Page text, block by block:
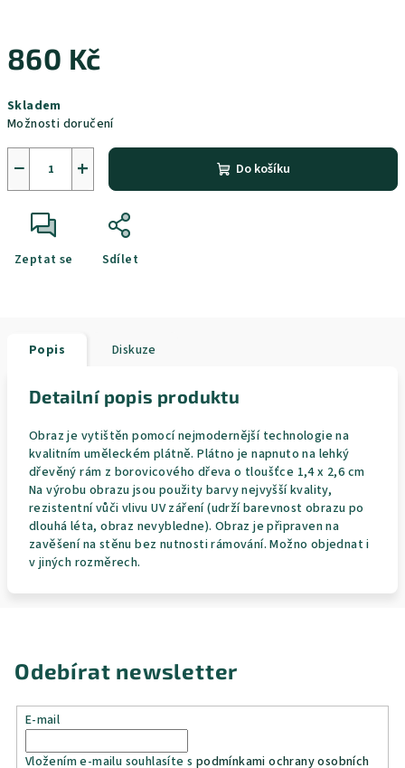
860 Kč
cena:
Skladem
Možnosti doručení
+
− Do košíku
Zeptat se Sdílet
Popis Diskuze
Detailní popis produktu
Obraz je vytištěn pomocí nejmodernější technologie na
kvalitním uměleckém plátně. Plátno je napnuto na lehký
dřevěný rám z borovicového dřeva o tloušťce 1,4 x 2,6 cm
Na výrobu obrazu jsou použity barvy nejvyšší kvality,
rezistentní vůči vlivu UV záření (udrží barevnost obrazu po
dlouhá léta, obraz nevybledne). Obraz je připraven na
zavěšení na stěnu bez nutnosti rámování. Možno objednat i
v jiných rozměrech.
Odebírat newsletter
E-mail
Vložením e-mailu souhlasíte s podmínkami ochrany osobních